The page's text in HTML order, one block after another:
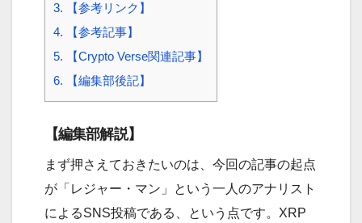
3. 【参考リンク】
4. 【参考記事】
5. 【Crypto Verse関連記事】
6. 【編集部後記】
【編集部解説】
まず押さえておきたいのは、今回の記事の起点
が「レジャー・マン」という一人のアナリスト
によるSNS投稿である、という点です。XRP